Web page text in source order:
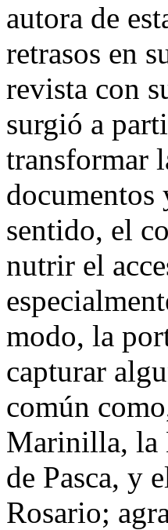
autora de
retrasos en
revista con
surgió a
transformar
documentos
sentido, el
nutrir el
modo, la
capturar
común
Marinilla, la
de Pasca, y
Rosario;